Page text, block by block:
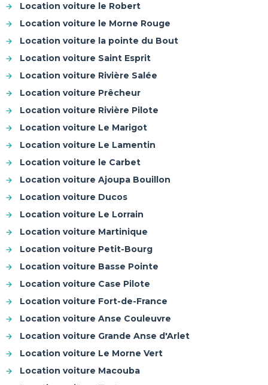
Location voiture le Robert
Location voiture le Morne Rouge
Location voiture la pointe du Bout
Location voiture Saint Esprit
Location voiture Rivière Salée
Location voiture Prêcheur
Location voiture Rivière Pilote
Location voiture Le Marigot
Location voiture Le Lamentin
Location voiture le Carbet
Location voiture Ajoupa Bouillon
Location voiture Ducos
Location voiture Le Lorrain
Location voiture Martinique
Location voiture Petit-Bourg
Location voiture Basse Pointe
Location voiture Case Pilote
Location voiture Fort-de-France
Location voiture Anse Couleuvre
Location voiture Grande Anse d'Arlet
Location voiture Le Morne Vert
Location voiture Macouba